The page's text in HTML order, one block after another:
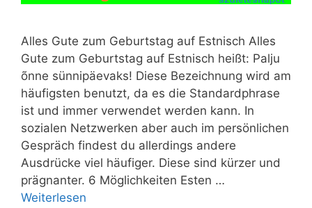
Alles Gute zum Geburtstag auf Estnisch Alles
Gute zum Geburtstag auf Estnisch heißt: Palju
õnne sünnipäevaks! Diese Bezeichnung wird am
häufigsten benutzt, da es die Standardphrase
ist und immer verwendet werden kann. In
sozialen Netzwerken aber auch im persönlichen
Gespräch findest du allerdings andere
Ausdrücke viel häufiger. Diese sind kürzer und
prägnanter. 6 Möglichkeiten Esten …
Weiterlesen